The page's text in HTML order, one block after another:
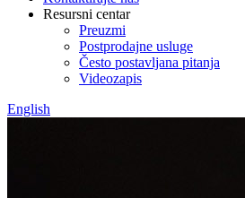
Resursni centar
Preuzmi
Postprodajne usluge
Često postavljana pitanja
Videozapis
English